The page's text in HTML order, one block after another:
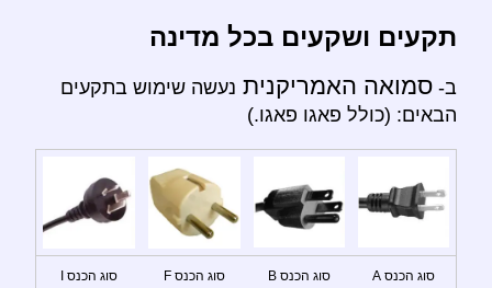
תקעים ושקעים בכל מדינה
ב- סמואה האמריקנית נעשה שימוש בתקעים
הבאים: (כולל פאגו פאגו.)
סוג הכנס A סוג הכנס B סוג הכנס F סוג הכנס I